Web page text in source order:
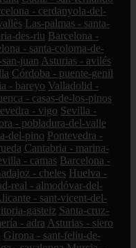
- cerdanyola-del-
Las-palmas - santa-
des-riu Barcelona -
- santa-coloma-de-
juan Asturias - avilés
Córdoba - puente-genil
- bareyo Valladolid -
- casas-de-los-pinos
- vigo Sevilla -
- pobladura-del-valle
del-pino Pontevedra -
Cantabria - marina-
- camas Barcelona -
- cheles Huelva -
real - almodóvar-del-
- sant-vicent-del-
gasteiz Santa-cruz-
- adra Asturias - siero
Girona - sant-feliu-de-